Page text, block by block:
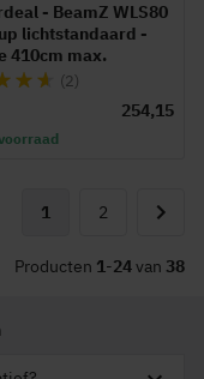
- BeamZ WLS80
lichtstandaard -
410cm max.
(2)
254,15
Producten 1-24van 38
Pagina
U lees momenteel
1 Pagina
2